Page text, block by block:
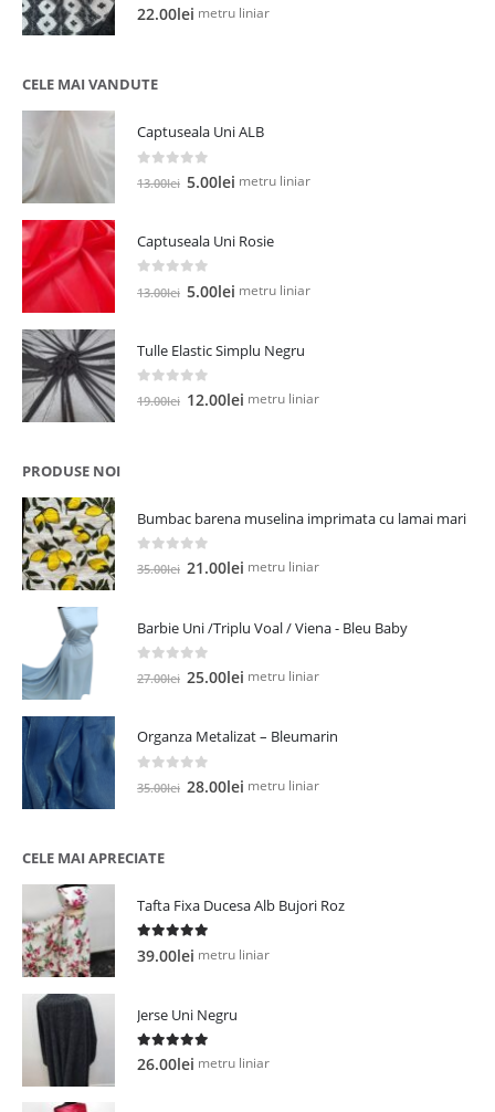
0out of 5
22.00lei metru liniar
CELE MAI VANDUTE
Captuseala Uni ALB
out of 5
13.00lei Prețul
fost:
13.00lei.
5.00lei Prețul
5.00lei.
metru liniar
Captuseala Uni Rosie
out of 5
13.00lei Prețul
fost:
13.00lei.
5.00lei Prețul
5.00lei.
metru liniar
Tulle Elastic Simplu Negru
out of 5
19.00lei Prețul
12.00lei Prețul
metru liniar
PRODUSE NOI
Bumbac barena muselina imprimata cu lamai mari
out of 5
35.00lei Prețul
fost:
35.00lei.
21.00lei Prețul
21.00lei.
metru liniar
Barbie Uni /Triplu Voal / Viena - Bleu Baby
out of 5
27.00lei Prețul
fost:
27.00lei.
25.00lei Prețul
25.00lei.
metru liniar
Organza Metalizat – Bleumarin
out of 5
35.00lei Prețul
28.00lei Prețul
metru liniar
CELE MAI APRECIATE
Tafta Fixa Ducesa Alb Bujori Roz
5.00out of 5
39.00lei metru liniar
Jerse Uni Negru
5.00out of 5
26.00lei metru liniar